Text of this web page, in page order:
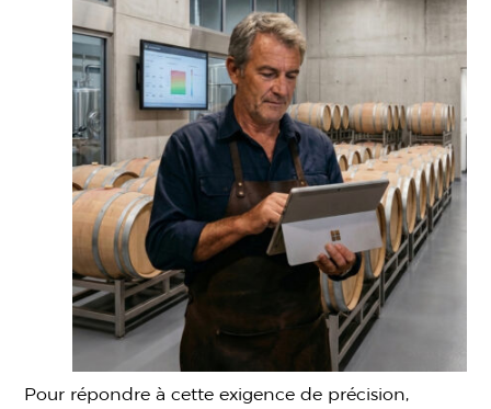
Pour répondre à cette exigence de précision,